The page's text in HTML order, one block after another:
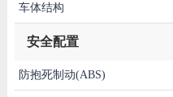
车体结构
安全配置
防抱死制动(ABS)